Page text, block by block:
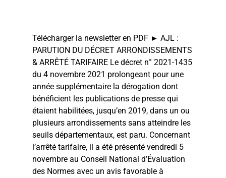
Télécharger la newsletter en PDF ► AJL :
PARUTION DU DÉCRET ARRONDISSEMENTS
& ARRÊTÉ TARIFAIRE Le décret n° 2021-1435
du 4 novembre 2021 prolongeant pour une
année supplémentaire la dérogation dont
bénéficient les publications de presse qui
étaient habilitées, jusqu’en 2019, dans un ou
plusieurs arrondissements sans atteindre les
seuils départementaux, est paru. Concernant
l’arrêté tarifaire, il a été présenté vendredi 5
novembre au Conseil National d’Évaluation
des Normes avec un avis favorable à